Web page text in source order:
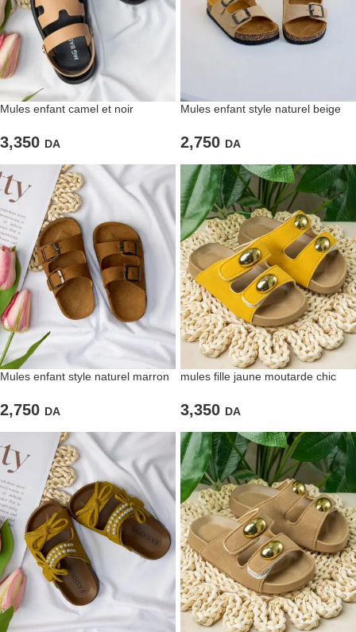
Mules enfant camel et noir
3,350 DA
Mules enfant style naturel beige
2,750 DA
Mules enfant style naturel marron
2,750 DA
mules fille jaune moutarde chic
3,350 DA